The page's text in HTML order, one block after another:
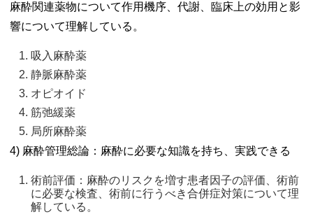
麻酔関連薬物について作用機序、代謝、臨床上の効用と影
響について理解している。
吸入麻酔薬
静脈麻酔薬
オピオイド
筋弛緩薬
局所麻酔薬
4) 麻酔管理総論：麻酔に必要な知識を持ち、実践できる
術前評価：麻酔のリスクを増す患者因子の評価、術前
に必要な検査、術前に行うべき合併症対策について理
解している。